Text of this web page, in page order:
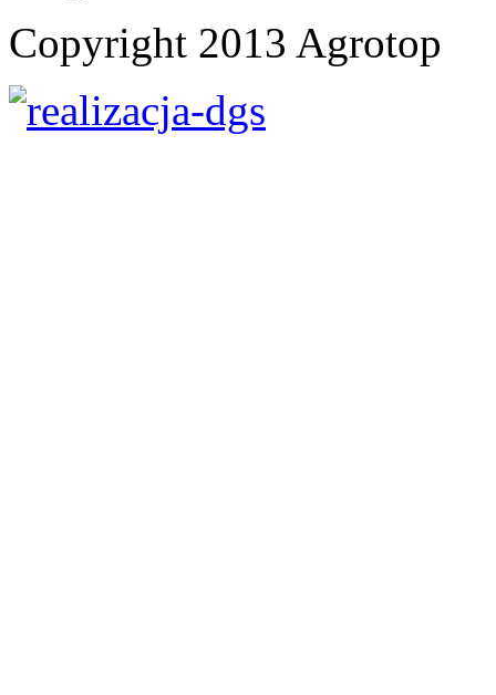
Copyright 2013 Agrotop